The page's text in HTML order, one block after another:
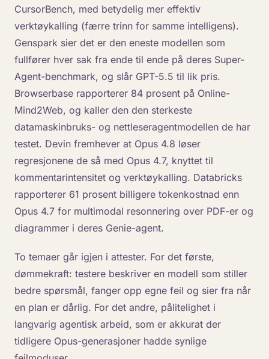
CursorBench, med betydelig mer effektiv
verktøykalling (færre trinn for samme intelligens).
Genspark sier det er den eneste modellen som
fullfører hver sak fra ende til ende på deres Super-
Agent-benchmark, og slår GPT-5.5 til lik pris.
Browserbase rapporterer 84 prosent på Online-
Mind2Web, og kaller den den sterkeste
datamaskinbruks- og nettleseragentmodellen de har
testet. Devin fremhever at Opus 4.8 løser
regresjonene de så med Opus 4.7, knyttet til
kommentarintensitet og verktøykalling. Databricks
rapporterer 61 prosent billigere tokenkostnad enn
Opus 4.7 for multimodal resonnering over PDF-er og
diagrammer i deres Genie-agent.
To temaer går igjen i attester. For det første,
dømmekraft: testere beskriver en modell som stiller
bedre spørsmål, fanger opp egne feil og sier fra når
en plan er dårlig. For det andre, pålitelighet i
langvarig agentisk arbeid, som er akkurat der
tidligere Opus-generasjoner hadde synlige